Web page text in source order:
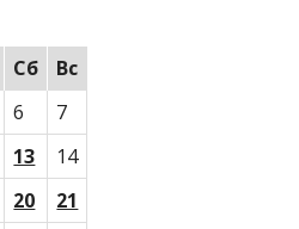
Сб
Вс
6
7
13
14
20
21